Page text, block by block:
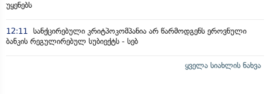
უყენებს
12:11 სანქცირებული კრიტპოკომპანია არ წარმოდგენს ეროვნული
ბანკის რეგულირებულ სუბიექტს - სებ
ყველა სიახლის ნახვა